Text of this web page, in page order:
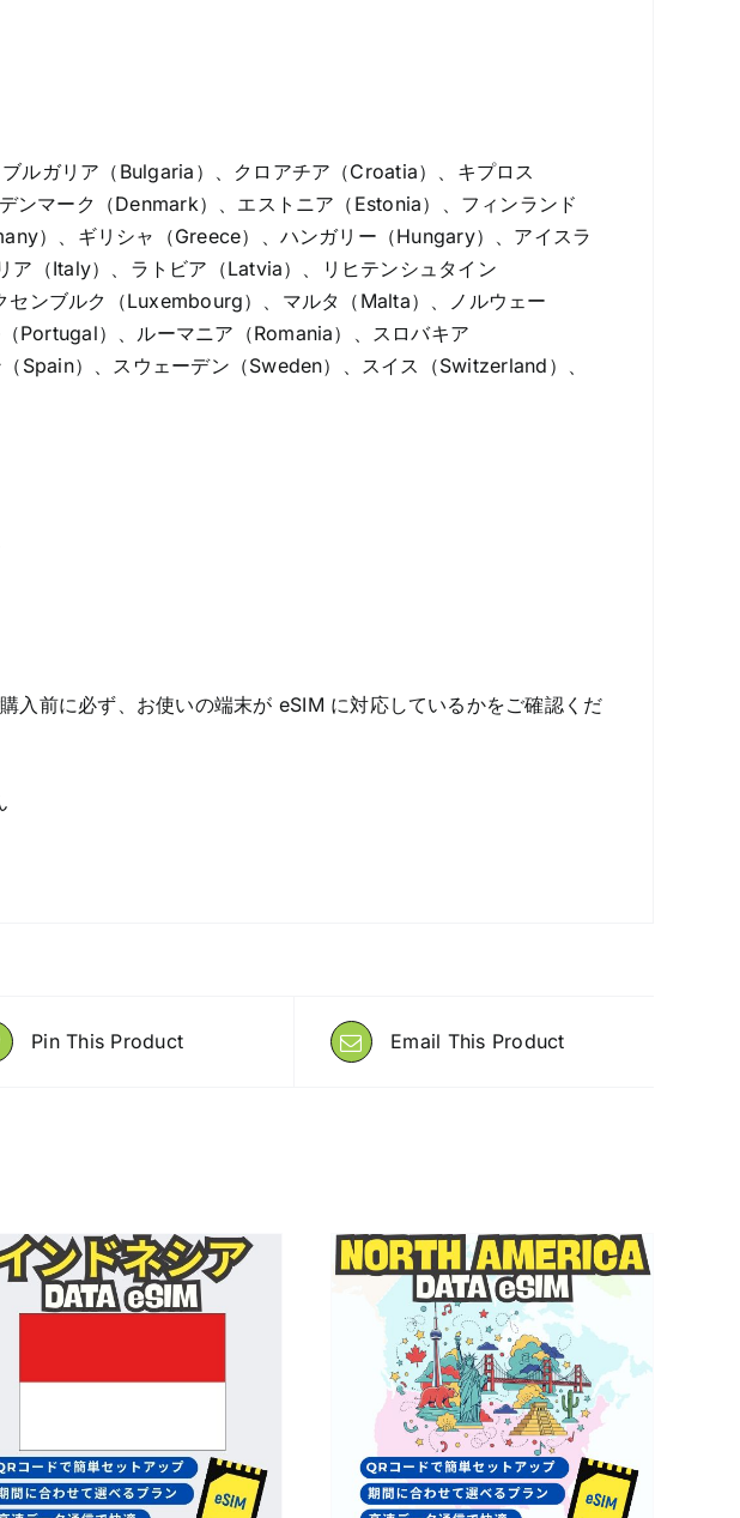
ルガリア（Bulgaria）、クロアチア（Croatia）、キプロス
ンマーク（Denmark）、エストニア（Estonia）、フィンランド
）、ギリシャ（Greece）、ハンガリー（Hungary）、アイスラ
（Italy）、ラトビア（Latvia）、リヒテンシュタイン
センブルク（Luxembourg）、マルタ（Malta）、ノルウェー
Portugal）、ルーマニア（Romania）、スロバキア
Spain）、スウェーデン（Sweden）、スイス（Switzerland）、
入前に必ず、お使いの端末が eSIM に対応しているかをご確認くだ
Pin This Product Email This Product